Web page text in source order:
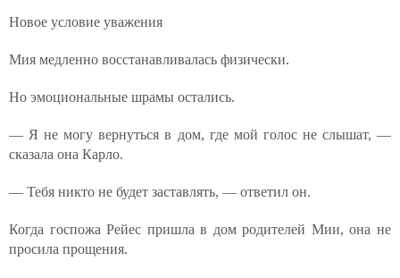
Новое условие уважения
Мия медленно восстанавливалась физически.
Но эмоциональные шрамы остались.
— Я не могу вернуться в дом, где мой голос не слышат, —
сказала она Карло.
— Тебя никто не будет заставлять, — ответил он.
Когда госпожа Рейес пришла в дом родителей Мии, она не
просила прощения.